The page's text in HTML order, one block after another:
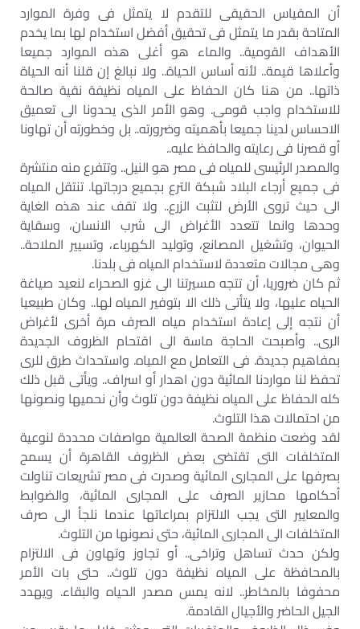
أن المقياس الحقيقى للتقدم لا يتمثل فى وفرة الموارد
المتاحة بقدر ما يتمثل فى تحقيق أفضل استخدام لها بما يخدم
الأهداف القومية.. والماء هو أغلى هذه الموارد جميعا
وأعلاها قيمة.. لأنه أساس الحياة.. ولا نبالغ إن قلنا أنه الحياة
ذاتها.. من هنا كان الحفاظ على المياه نظيفة نقية صالحة
للاستخدام واجب قومى. وهو الأمر الذى يحدونا الى تعميق
الاحساس لدينا جميعا بأهميته وضرورته.. بل وخطورته أن تهاونا
أو قصرنا فى رعايته والحافظ عليه..
والمصدر الرئيسى للمياه فى مصر هو النيل.. وتتفرع منه منتشرة
فى جميع أرجاء البلاد شبكة الترع بجميع درجاتها. تنتقل المياه
الى حيث تروى الأرض لتثبت الزرع.. ولا تقف عند هذه الغاية
وحدها وانما تتعدد الأغراض الى شرب الانسان، وسقاية
الحيوان، وتشغيل المصانع، وتوليد الكهرباء، وتسيير الملاحة..
وهى مجالات متعددة لاستخدام المياه فى بلدنا.
ثم كان ضروريا، أن تتجه مسيرتنا الى غزو الصحراء لنعيد صياغة
الحياه عليها، ولا يتأتى ذلك الا بتوفير المياه لها.. وكان طبيعيا
أن نتجه إلى إعادة استخدام مياه الصرف مرة أخرى لأغراض
الرى.. وأصبحت الحاجة ماسة الى اقتحام الظروف الجديدة
بمفاهيم جديدة. فى التعامل مع المياه. واستحداث طرق للرى
تحفظ لنا مواردنا المائية دون اهدار أو اسراف.. ويأتى قبل ذلك
كله الحفاظ على المياه نظيفة دون تلوث وأن نحميها ونصونها
من احتمالات هذا التلوث.
لقد وضعت منظمة الصحة العالمية مواصفات محددة لنوعية
المتخلفات التى تقتضى بعض الظروف القاهرة أن يسمح
بصرفها على المجارى المائية وصدرت فى مصر تشريعات تناولت
أحكامها محازير الصرف على المجارى المائية، والضوابط
والمعايير التى يجب الالتزام بمراعاتها عندما نلجأ الى صرف
المتخلفات الى المجارى المائية، حتى نصونها من التلوث.
ولكن حدث تساهل وتراخى.. أو تجاوز وتهاون فى الالتزام
بالمحافظة على المياه نظيفة دون تلوث.. حتى بات الأمر
محفوفا بالمخاطر.. لانه يمس مصدر الحياه والبقاء. ويهدد
الجيل الحاضر والأجيال القادمة.